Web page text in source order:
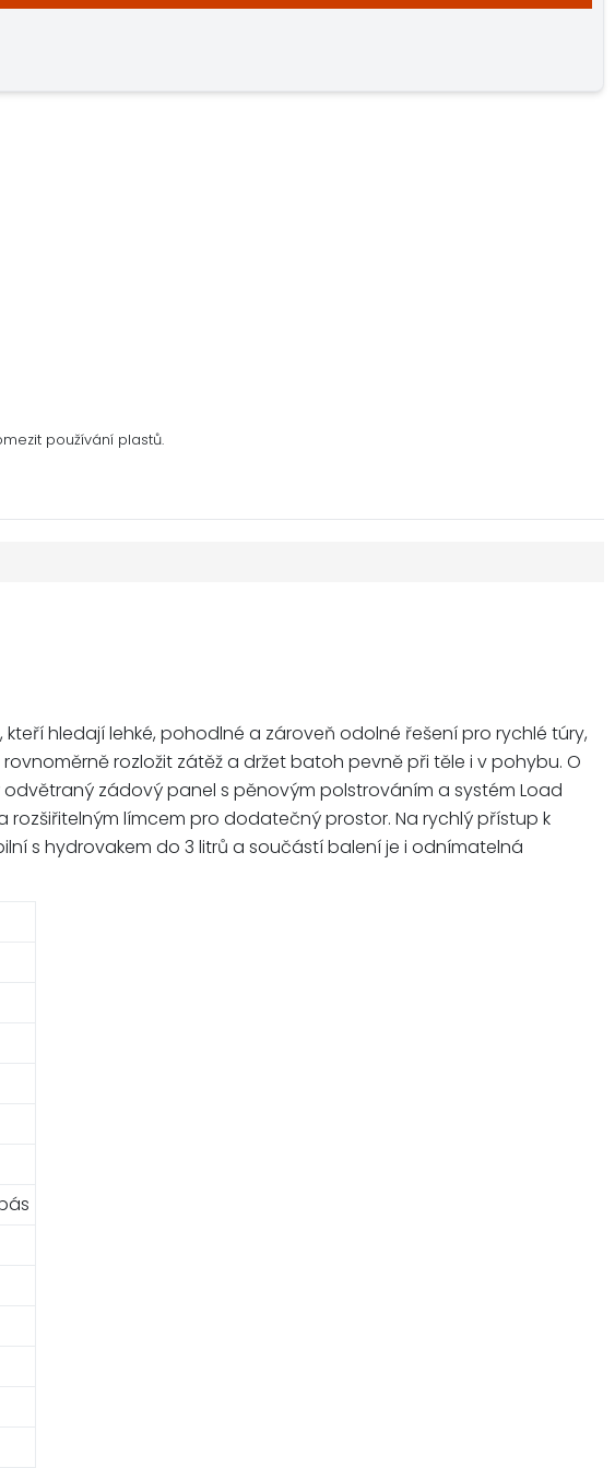
používání plastů.
hledají lehké, pohodlné a zároveň odolné řešení pro rychlé túry,
rozložit zátěž a držet batoh pevně při těle i v pohybu. O
zádový panel s pěnovým polstrováním a systém Load
rozšiřitelným límcem pro dodatečný prostor. Na rychlý přístup k
s hydrovakem do 3 litrů a součástí balení je i odnímatelná